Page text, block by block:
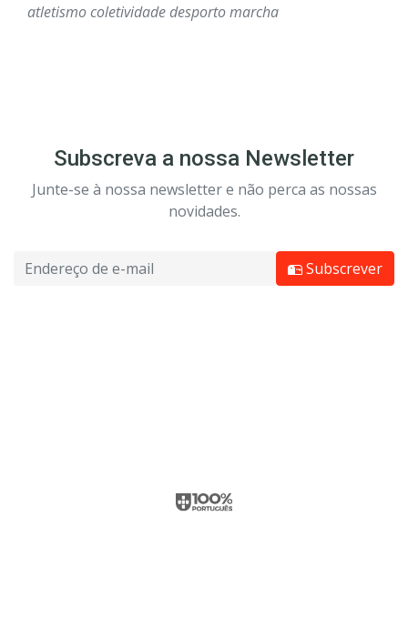
atletismocoletividadedesportomarcha
Subscreva a nossa Newsletter
Junte-se à nossa newsletter e não perca as nossas
novidades.
Subscrever